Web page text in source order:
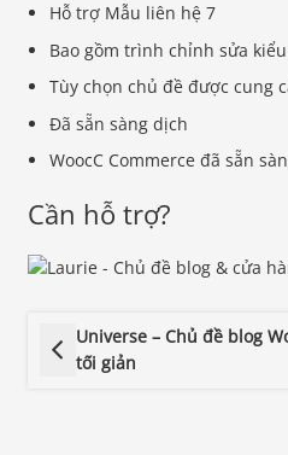
Hỗ trợ Mẫu liên hệ 7
Bao gồm trình chỉnh sửa
Tùy chọn chủ đề được cung
Đã sẵn sàng dịch
WoocC Commerce đã sẵn
Cần hỗ trợ?
Universe – Chủ đề blog
tối giản